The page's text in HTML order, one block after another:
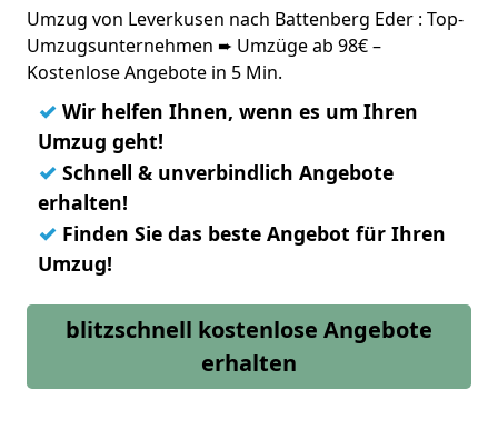
Umzug von Leverkusen nach Battenberg Eder : Top-
Umzugsunternehmen ➨ Umzüge ab 98€ –
Kostenlose Angebote in 5 Min.
✓ Wir helfen Ihnen, wenn es um Ihren
Umzug geht!
✓ Schnell & unverbindlich Angebote
erhalten!
✓ Finden Sie das beste Angebot für Ihren
Umzug!
blitzschnell kostenlose Angebote
erhalten